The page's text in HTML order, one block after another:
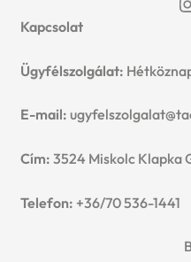
Kapcsolat
Ügyfélszolgálat:
E-mail:
Cím: 3524 Miskolc Klapka
Telefon: +36/70 536-1441